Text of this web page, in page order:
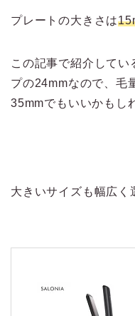
プレートの大きさは
この記事で紹介してい
プの24mmなので、毛
35mmでもいいかもし
大きいサイズも幅広く